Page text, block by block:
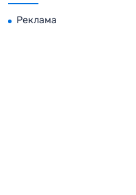
Реклама